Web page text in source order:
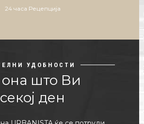
24 часа Рецепција
УДОБНОСТИ
што Ви
ден